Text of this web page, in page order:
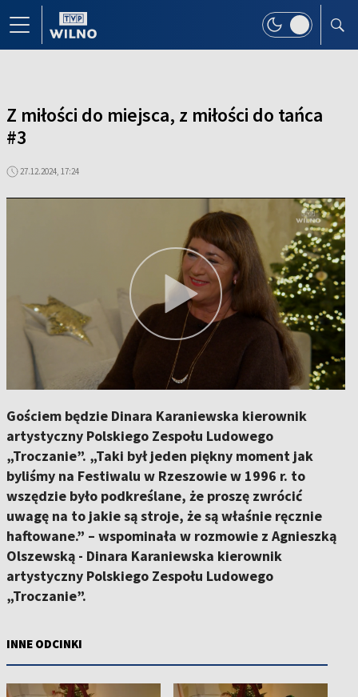
Z miłości do miejsca, z miłości do tańca
#3
27.12.2024, 17:24
Gościem będzie Dinara Karaniewska kierownik
artystyczny Polskiego Zespołu Ludowego
„Troczanie”. „Taki był jeden piękny moment jak
byliśmy na Festiwalu w Rzeszowie w 1996 r. to
wszędzie było podkreślane, że proszę zwrócić
uwagę na to jakie są stroje, że są właśnie ręcznie
haftowane.” – wspominała w rozmowie z Agnieszką
Olszewską - Dinara Karaniewska kierownik
artystyczny Polskiego Zespołu Ludowego
„Troczanie”.
INNE ODCINKI